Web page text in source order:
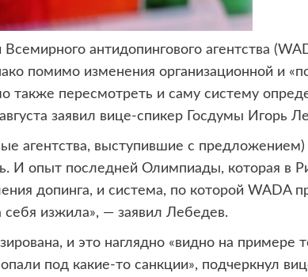
антидопингового агентства
помимо изменения организационной и
также пересмотреть и саму систему
заявил вице-спикер Госдумы Игорь
агентства, выступившие с
И опыт последней Олимпиады, которая в
допинга, и система, по которой WADA
себя изжила», — заявил Лебедев.
и это наглядно «видно на примере
под какие-то санкции», подчеркнул